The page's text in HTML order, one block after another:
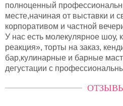
полноценный
месте,начиная от выставки и
корпоративом и частной
У нас есть молекулярное шоу,
реакция», торты на заказ,
бар,кулинарные и барные
дегустации с